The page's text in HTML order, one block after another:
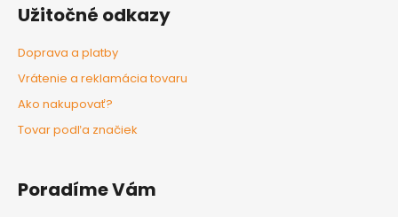
Užitočné odkazy
Doprava a platby
Vrátenie a reklamácia tovaru
Ako nakupovať?
Tovar podľa značiek
Poradíme Vám